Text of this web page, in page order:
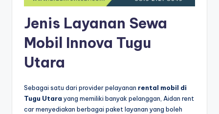
Jenis Layanan Sewa
Mobil Innova Tugu
Utara
Sebagai satu dari provider pelayanan rental mobil di
Tugu Utara yang memiliki banyak pelanggan, Aidan rent
car menyediakan berbagai paket layanan yang boleh